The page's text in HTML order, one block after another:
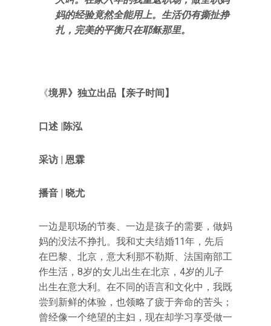
妈的经验竟然全能用上。生活仍有撕扯挣
扎，完美的平衡只在耶稣那里。
《境界》独立出品【亲子时间】
口述 |陈泓
采访 | 恩霖
播音 | 晓尤
一边是职场的节奏、一边是孩子的需要，做妈
妈的没法不挣扎。我和丈夫结婚11年，先后
在巴黎、北京，意大利那不勒斯、法国南部工
作生活，8岁的女儿出生在北京，4岁的儿子
出生在意大利。在不同的语言和文化中，我既
尝到新鲜的体验，也领略了疲于奔命的苦头；
曾经像一个绝望的主妇，现在却学习享受做一